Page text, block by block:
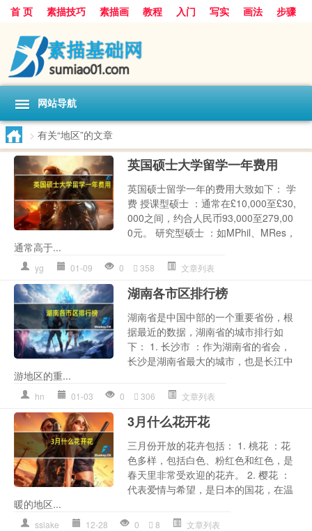
首 页 素描技巧 素描画 教程 入门 写实 画法
步骤
基础
超写实
网站导航
> 有关“地区”的文章
英国硕士大学留学一年费用
英国硕士留学一年的费用大致如下： 学
费 授课型硕士 ：通常在£10,000至£30,
000之间，约合人民币93,000至279,00
0元。 研究型硕士 ：如MPhil、MRes，
通常高于...
yg 01-09 0 358 文章列表
湖南各市区排行榜
湖南省是中国中部的一个重要省份，根
据最近的数据，湖南省的城市排行如
下： 1. 长沙市 ：作为湖南省的省会，
长沙是湖南省最大的城市，也是长江中
游地区的重...
hn 01-03 0 306 文章列表
3月什么花开花
三月份开放的花卉包括： 1. 桃花 ：花
色多样，包括白色、粉红色和红色，是
春天里非常受欢迎的花卉。 2. 樱花 ：
代表爱情与希望，是日本的国花，在温
暖的地区...
sslake 12-28 0 8 文章列表